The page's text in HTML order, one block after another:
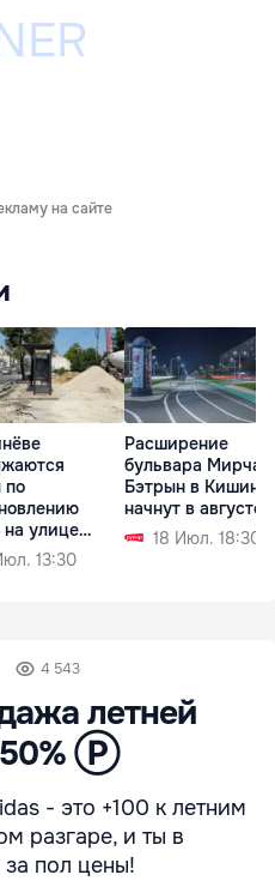
на сайте
по
на улице
13:30
Расширение
бульвара Мирча
Бэтрын в
начнут в августе
18 Июл. 18:30
4 543
летней
50% Ⓟ
- это +100 к летним
разгаре, и ты в
пол цены!